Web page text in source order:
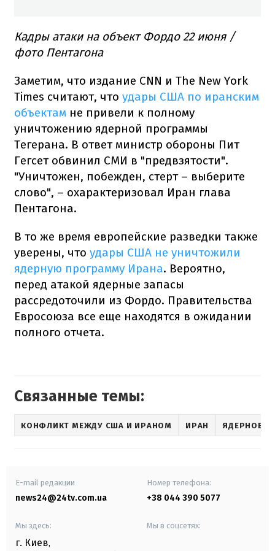
Кадры атаки на объект Фордо 22 июня /
фото Пентагона
Заметим, что издание CNN и The New York
Times считают, что удары США по иранским
объектам не привели к полному
уничтожению ядерной программы
Тегерана. В ответ министр обороны Пит
Гегсет обвинил СМИ в "предвзятости".
"Уничтожен, побежден, стерт – выберите
слово", – охарактеризовал Иран глава
Пентагона.
В то же время европейские разведки также
уверены, что удары США не уничтожили
ядерную программу Ирана. Вероятно,
перед атакой ядерные запасы
рассредоточили из Фордо. Правительства
Евросоюза все еще находятся в ожидании
полного отчета.
Связанные темы:
КОНФЛИКТ МЕЖДУ США И ИРАНОМ ИРАН ЯДЕРНОЕ
E-mail редакции
news24@24tv.com.ua
Номер телефона:
+38 044 390 5077
Мы здесь:
г. Киев,
Мы в соцсетях: